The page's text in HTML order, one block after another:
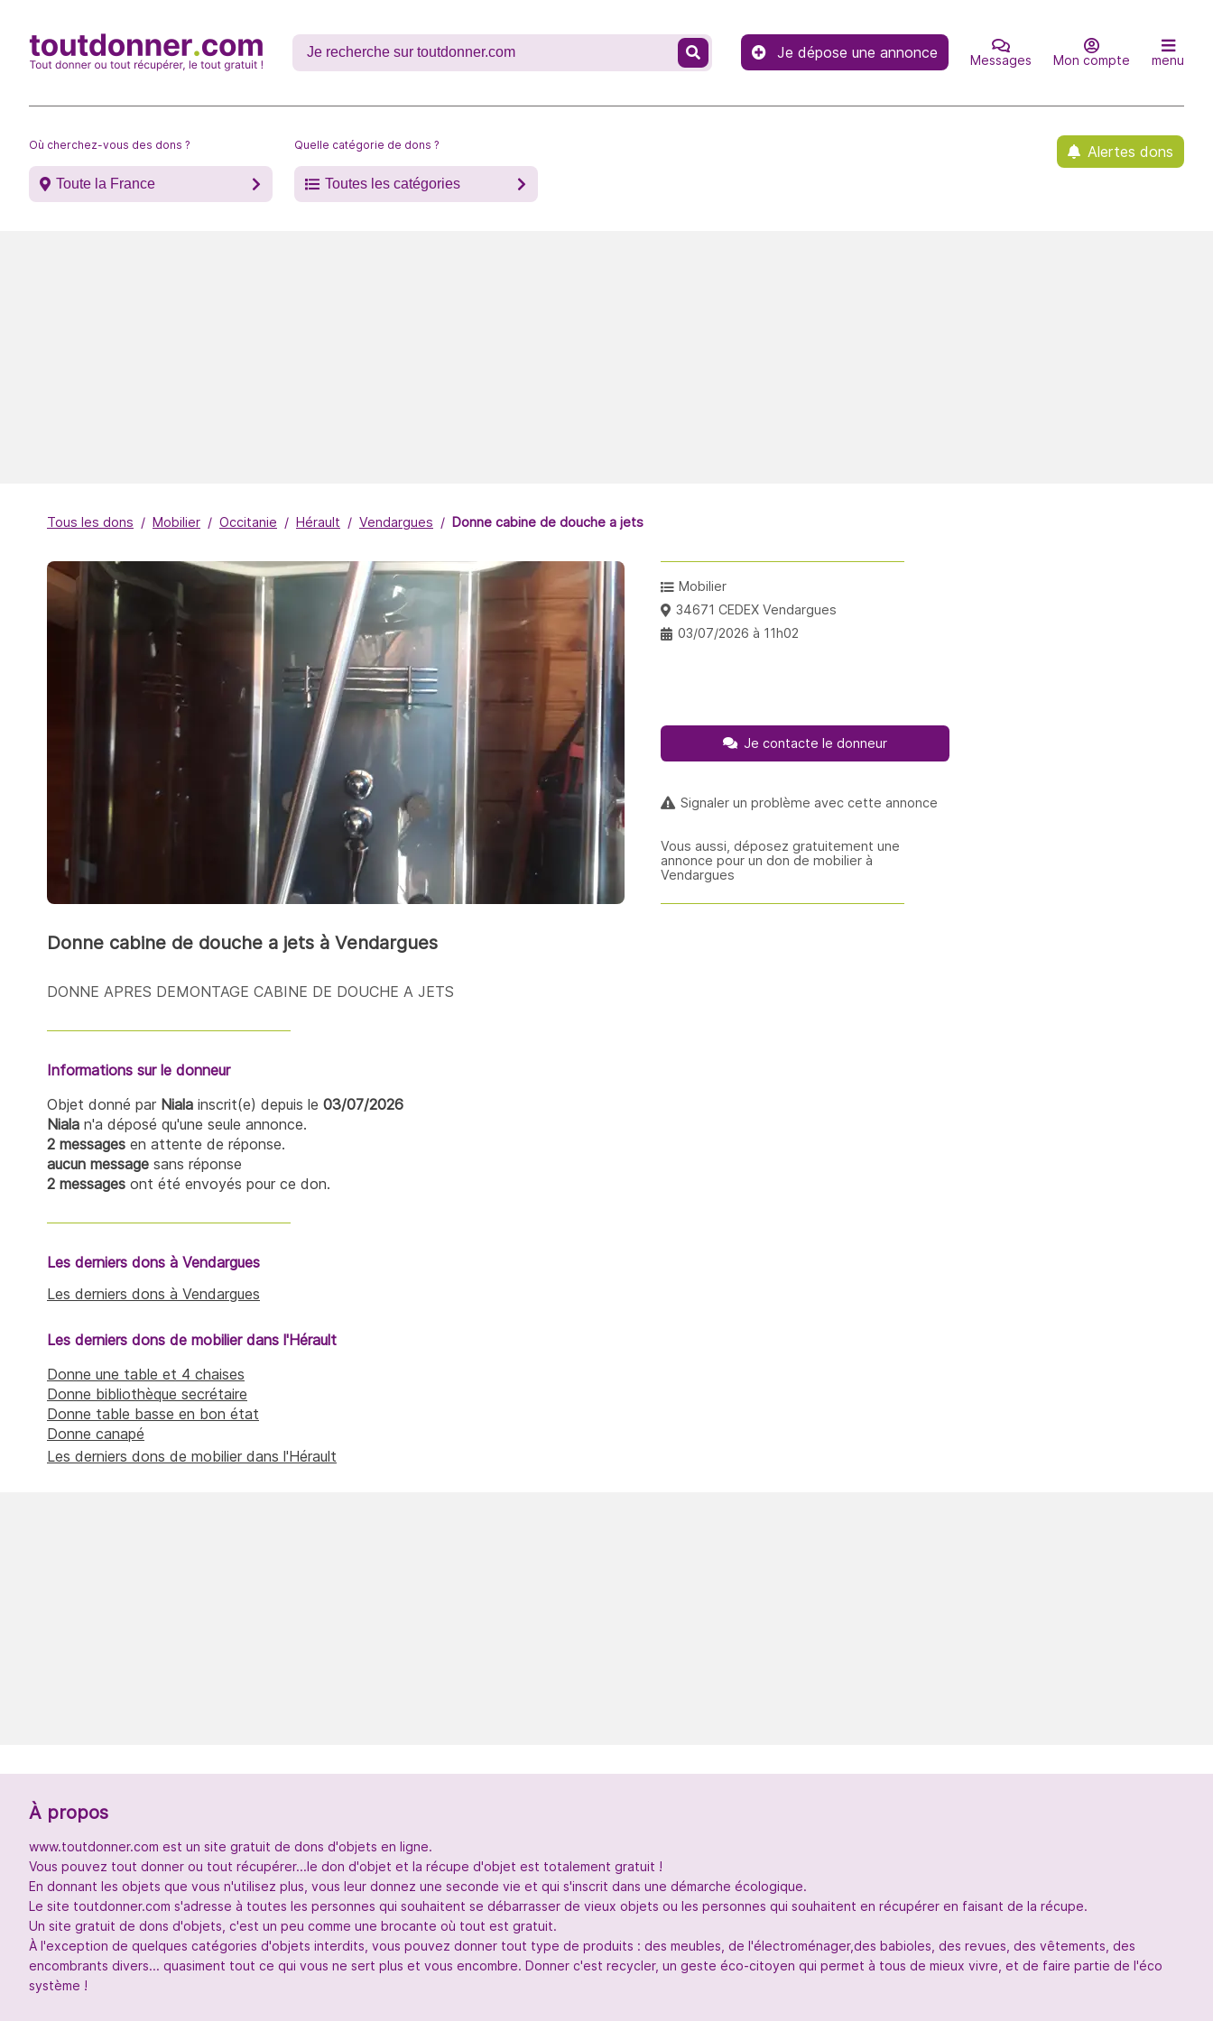
Je dépose une annonce Messages Mon compte menu
Où cherchez-vous des dons ?
Toute la France
Quelle catégorie de dons ?
Toutes les catégories
Alertes dons
Tous les dons Mobilier Occitanie Hérault Vendargues Donne cabine de douche a jets
Donne cabine de douche a jets à Vendargues
DONNE APRES DEMONTAGE CABINE DE DOUCHE A JETS
Mobilier
34671 CEDEX Vendargues
03/07/2026 à 11h02
Je contacte le donneur
Signaler un problème avec cette annonce
Vous aussi, déposez gratuitement une
annonce pour un don de mobilier à
Vendargues
Informations sur le donneur
Objet donné par Niala inscrit(e) depuis le 03/07/2026
Niala n'a déposé qu'une seule annonce.
2 messages en attente de réponse.
aucun message sans réponse
2 messages ont été envoyés pour ce don.
Les derniers dons à Vendargues
Les derniers dons à Vendargues
Les derniers dons de mobilier dans l'Hérault
Donne une table et 4 chaises
Donne bibliothèque secrétaire
Donne table basse en bon état
Donne canapé
Les derniers dons de mobilier dans l'Hérault
À propos
www.toutdonner.com est un site gratuit de dons d'objets en ligne.
Vous pouvez tout donner ou tout récupérer...le don d'objet et la récupe d'objet est totalement gratuit !
En donnant les objets que vous n'utilisez plus, vous leur donnez une seconde vie et qui s'inscrit dans une démarche écologique.
Le site toutdonner.com s'adresse à toutes les personnes qui souhaitent se débarrasser de vieux objets ou les personnes qui souhaitent en récupérer en faisant de la récupe.
Un site gratuit de dons d'objets, c'est un peu comme une brocante où tout est gratuit.
À l'exception de quelques catégories d'objets interdits, vous pouvez donner tout type de produits : des meubles, de l'électroménager,des babioles, des revues, des vêtements, des
encombrants divers... quasiment tout ce qui vous ne sert plus et vous encombre. Donner c'est recycler, un geste éco-citoyen qui permet à tous de mieux vivre, et de faire partie de l'éco
système !